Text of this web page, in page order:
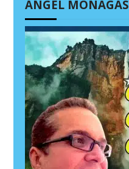
ÁNGEL MONAGAS